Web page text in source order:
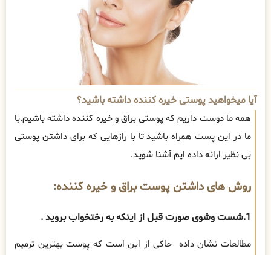
آیا میخواهید پوستی خیره کننده داشته باشید؟
همه ما دوست داریم که پوستی براق و خیره کننده داشته باشیم.با
ما در این پست همراه باشید تا با رازهایی که برای داشتن پوستی
بی نظیر ارائه داده ایم آشنا شوید.
روش های داشتن پوست براق و خیره کننده:
1. شست وشوی صورتقبل از اینکه به رختخواب بروید .
مطالعات نشان داده حاکی از این است که پوست بهترین ترمیم